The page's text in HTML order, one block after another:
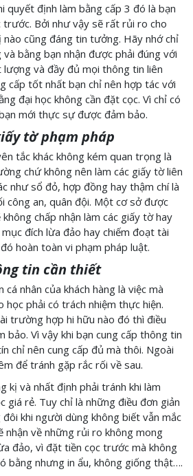
quyết định làm bằng cấp 3 đó là bạn
trước. Bởi như vậy sẽ rất rủi ro cho
nào cũng đáng tin tưởng. Hãy nhớ chỉ
và bằng bạn nhận được phải đúng với
lượng và đầy đủ mọi thông tin liên
cấp tốt nhất bạn chỉ nên hợp tác với
đại học không cần đặt cọc. Vì chỉ có
mới thực sự được đảm bảo.
tờ phạm pháp
tắc khác không kém quan trọng là
chứ không nên làm các giấy tờ liên
như sổ đỏ, hợp đồng hay thậm chí là
công an, quân đội. Một cơ sở được
chấp nhận làm các giấy tờ hay
đích lừa đảo hay chiếm đoạt tài
hoàn toàn vi phạm pháp luật.
tin cần thiết
nhân của khách hàng là việc mà
học phải có trách nhiệm thực hiện.
trường hợp hi hữu nào đó thì điều
bảo. Vì vậy khi bạn cung cấp thông tin
chỉ nên cung cấp đủ mà thôi. Ngoài
để tránh gặp rắc rối về sau.
kị và nhất định phải tránh khi làm
giá rẻ. Tuy chỉ là những điều đơn giản
khi người dùng không biết vẫn mắc
nhận về những rủi ro không mong
đảo, vì đặt tiền cọc trước mà không
bằng nhưng in ẩu, không giống thật….